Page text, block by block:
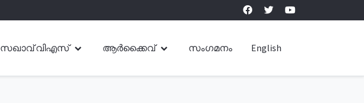
സഖാവ് വിഎസ് ആർക്കൈവ് സംഗമനം English